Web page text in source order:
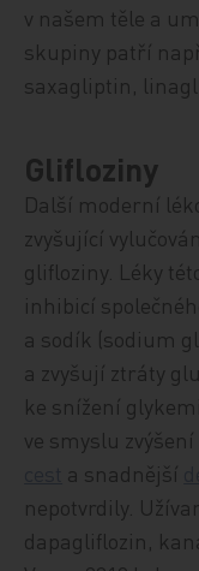
v našem těle a
skupiny patří
saxagliptin,
Glifloziny
Další moderní
zvyšující
glifloziny. Léky
inhibicí
a sodík (sodium
a zvyšují ztráty
ke snížení
ve smyslu
a snadnější
nepotvrdily.
dapagliflozin,